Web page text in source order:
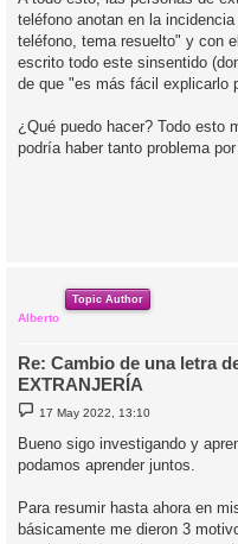
teléfono anotan en la
teléfono, tema resuelto" y con
escrito todo este sinsentido
de que "es más fácil explicarlo
¿Qué puedo hacer? Todo esto
podría haber tanto problema
Topic Author
Alberto
Re: Cambio de una letra
EXTRANJERÍA
M
e
s
a
17 May 2022, 13:10
Bueno sigo investigando y
podamos aprender juntos.
Para resumir hasta ahora en
básicamente me dieron 3